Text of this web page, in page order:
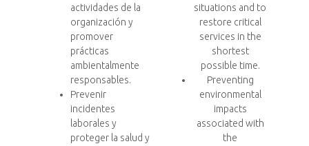
actividades de la
organización y
promover
prácticas
ambientalmente
responsables.
Prevenir
incidentes
laborales y
proteger la salud y
situations and to
restore critical
services in the
shortest
possible time.
Preventing
environmental
impacts
associated with
the